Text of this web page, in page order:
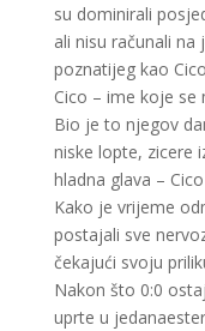
su dominirali
ali nisu računali
poznatijeg kao
Cico – ime koje se
Bio je to njegov
niske lopte, zicere
hladna glava –
Kako je vrijeme
postajali sve
čekajući svoju
Nakon što 0:0
uprte u